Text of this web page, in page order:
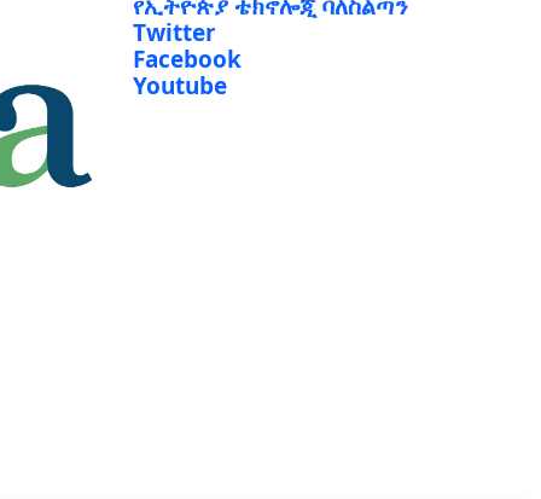
Twitter
Facebook
Youtube